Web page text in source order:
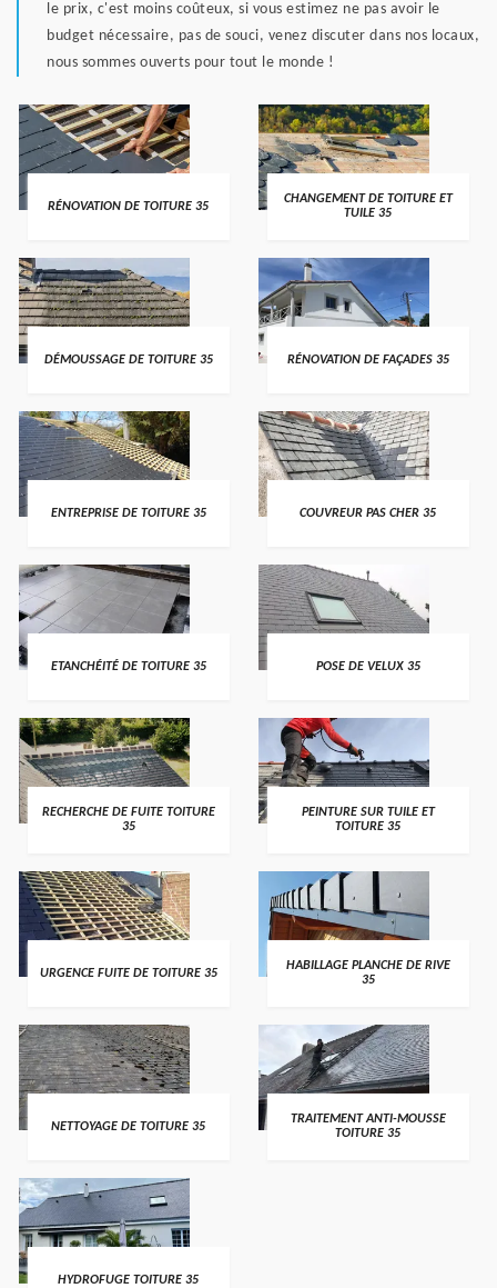
le prix, c'est moins coûteux, si vous estimez ne pas avoir le
budget nécessaire, pas de souci, venez discuter dans nos locaux,
nous sommes ouverts pour tout le monde !
RÉNOVATION DE TOITURE 35
CHANGEMENT DE TOITURE ET
TUILE 35
DÉMOUSSAGE DE TOITURE 35 RÉNOVATION DE FAÇADES 35
ENTREPRISE DE TOITURE 35 COUVREUR PAS CHER 35
ETANCHÉITÉ DE TOITURE 35 POSE DE VELUX 35
RECHERCHE DE FUITE TOITURE
35
PEINTURE SUR TUILE ET
TOITURE 35
URGENCE FUITE DE TOITURE 35
HABILLAGE PLANCHE DE RIVE
35
NETTOYAGE DE TOITURE 35
TRAITEMENT ANTI-MOUSSE
TOITURE 35
HYDROFUGE TOITURE 35